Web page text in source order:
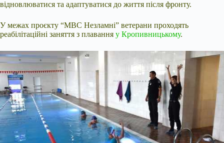
відновлюватися та адаптуватися до життя після фронту.
У межах проєкту “МВС Незламні” ветерани проходять
реабілітаційні заняття з плавання у Кропивницькому.